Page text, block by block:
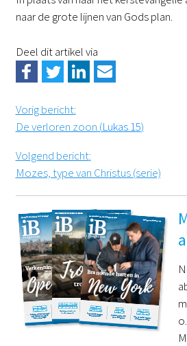
naar de grote lijnen van Gods plan.
Deel dit artikel via
Vorig bericht:
De verloren zoon (Lukas 15)
Volgend bericht:
Mozes, type van Christus (serie)